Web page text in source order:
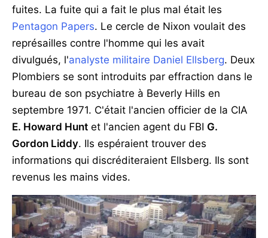
fuites. La fuite qui a fait le plus mal était les
Pentagon Papers. Le cercle de Nixon voulait des
représailles contre l'homme qui les avait
divulgués, l'analyste militaire Daniel Ellsberg. Deux
Plombiers se sont introduits par effraction dans le
bureau de son psychiatre à Beverly Hills en
septembre 1971. C'était l'ancien officier de la CIA
E. Howard Hunt et l'ancien agent du FBI G.
Gordon Liddy. Ils espéraient trouver des
informations qui discréditeraient Ellsberg. Ils sont
revenus les mains vides.